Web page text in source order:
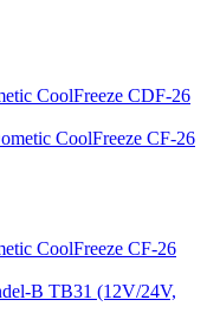
CoolFreeze CDF-26
CoolFreeze CF-26